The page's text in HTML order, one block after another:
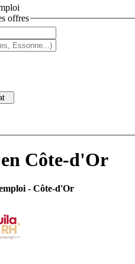
offres
Côte-d'Or
- Côte-d'Or